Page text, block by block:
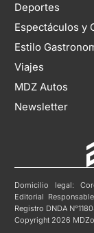
Deportes
Espectáculos y
Estilo
Viajes
MDZ Autos
Newsletter
Domicilio legal:
Editorial
Registro DNDA
Copyright 2026